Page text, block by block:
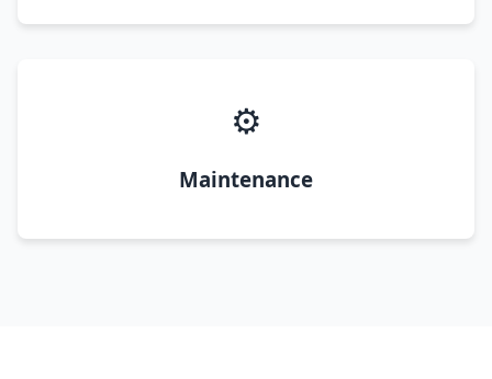
⚙️
Maintenance